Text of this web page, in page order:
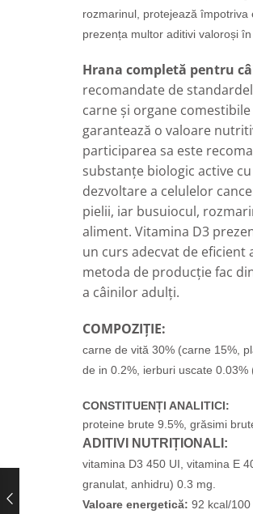
rozmarinul, protejează împotriva
prezența multor aditivi valoroși
Hrana completă pentru
recomandate de
carne și organe
garantează o valoare
participarea sa este
substanțe biologic active
dezvoltare a celulelor
pielii, iar busuiocul,
aliment. Vitamina D3
un curs adecvat de
metoda de producție fac
a câinilor adulți.
COMPOZIȚIE:
carne de vită 30% (carne 15%,
de in 0.2%, ierburi uscate
CONSTITUENȚI ANALITICI:
proteine ​​brute 9.5%, grăsimi
ADITIVI NUTRIȚIONALI:
vitamina D3 450 UI, vitamina E
granulat, anhidru) 0.3 mg.
Valoare energetică: 92 kcal/100